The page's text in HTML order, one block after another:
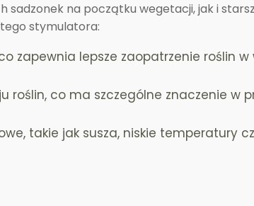
sadzonek na początku wegetacji, jak i
stymulatora:
zapewnia lepsze zaopatrzenie roślin w
roślin, co ma szczególne znaczenie w
takie jak susza, niskie temperatury